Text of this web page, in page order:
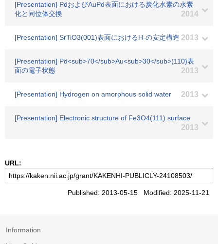
[Presentation] PdおよびAuPd表面における炭化水素の水素
化と同位体交換
2014
[Presentation] SrTiO3(001)表面におけるH-の安定構造 2013
[Presentation] Pd<sub>70</sub>Au<sub>30</sub>(110)表
面の電子状態
2013
[Presentation] Hydrogen on amorphous solid water 2013
[Presentation] Electronic structure of Fe3O4(111) surface
2013
URL:
Published: 2013-05-15 Modified: 2025-11-21
Information